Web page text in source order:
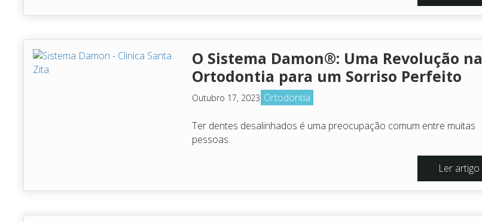
O Sistema Damon®: Uma Revolução na
Ortodontia para um Sorriso Perfeito
Outubro 17, 2023 Ortodontia
Ter dentes desalinhados é uma preocupação comum entre muitas
pessoas.
Ler artigo